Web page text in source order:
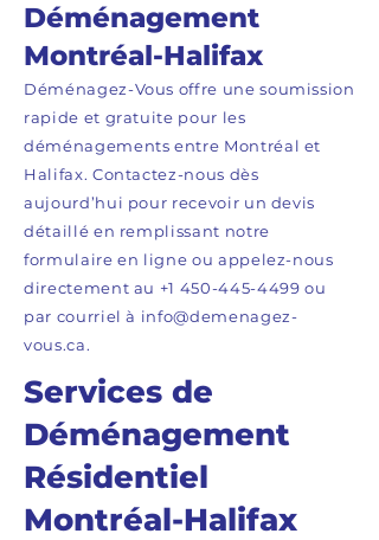
Déménagement
Montréal-Halifax
Déménagez-Vous offre une soumission
rapide et gratuite pour les
déménagements entre Montréal et
Halifax. Contactez-nous dès
aujourd’hui pour recevoir un devis
détaillé en remplissant notre
formulaire en ligne ou appelez-nous
directement au +1 450-445-4499 ou
par courriel à info@demenagez-
vous.ca.
Services de
Déménagement
Résidentiel
Montréal-Halifax